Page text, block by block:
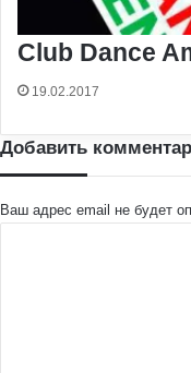
Club Dance
19.02.2017
Добавить
Ваш адрес email не будет